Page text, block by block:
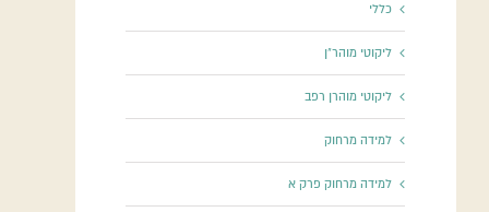
כללי
ליקוטי מוהר"ן
ליקוטי מוהרן רפב
למידה מרחוק
למידה מרחוק פרק א